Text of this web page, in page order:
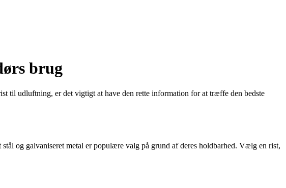
brug
til udluftning, er det vigtigt at have den rette information for at træffe den bedste
og galvaniseret metal er populære valg på grund af deres holdbarhed. Vælg en rist,